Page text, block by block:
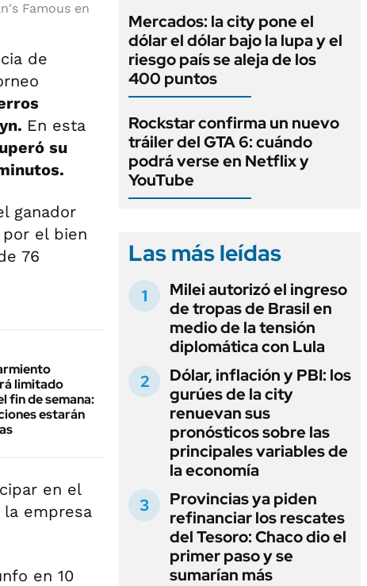
Famous en
de
En esta
su
ganador
el bien
76
limitado
fin de semana:
estarán
en el
empresa
en 10
Mercados: la city pone el
dólar el dólar bajo la lupa y el
riesgo país se aleja de los
400 puntos
Rockstar confirma un nuevo
tráiler del GTA 6: cuándo
podrá verse en Netflix y
YouTube
Las más leídas
Milei autorizó el ingreso
de tropas de Brasil en
medio de la tensión
diplomática con Lula
Dólar, inflación y PBI: los
gurúes de la city
renuevan sus
pronósticos sobre las
principales variables de
la economía
Provincias ya piden
refinanciar los rescates
del Tesoro: Chaco dio el
primer paso y se
sumarían más